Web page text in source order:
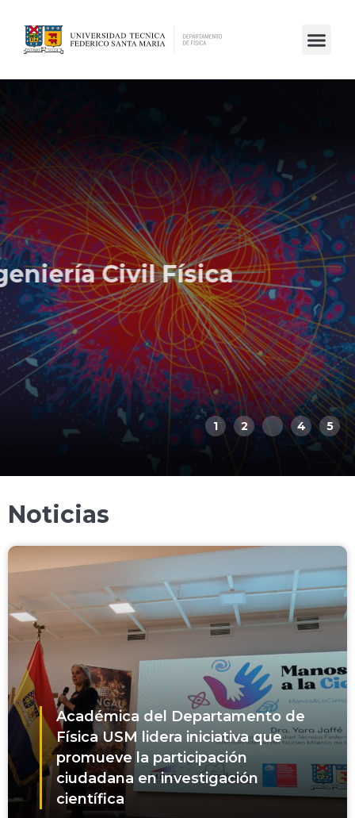
Ingeniería Civil Física
1 2 3 4 5
Noticias
Académica del Departamento de
Física USM lidera iniciativa que
promueve la participación
ciudadana en investigación
científica